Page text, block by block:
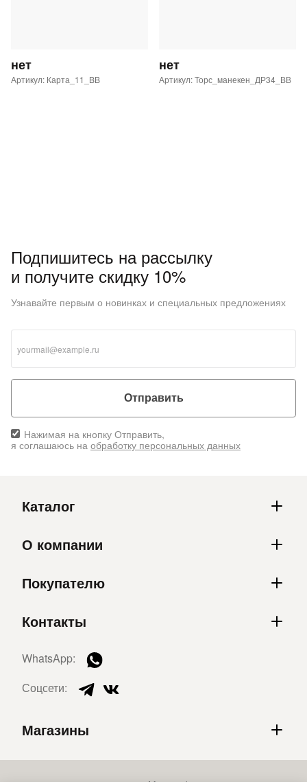
нет
Артикул: Карта_11_BB
нет
Артикул: Торс_манекен_ДР34_ВВ
Подпишитесь на рассылку
и получите скидку 10%
Узнавайте первым о новинках и специальных предложениях
Отправить
Нажимая на кнопку Отправить,
я соглашаюсь на обработку персональных данных
Каталог
О компании
Покупателю
Контакты
WhatsApp:
Соцсети:
Магазины